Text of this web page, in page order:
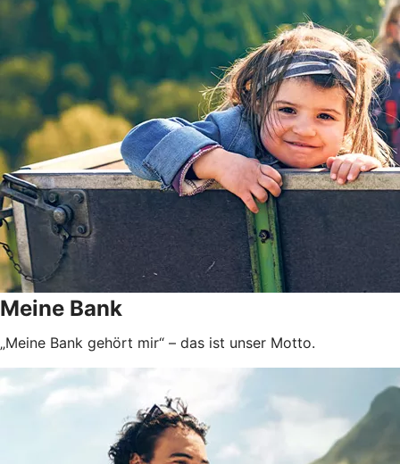
Meine Bank
„Meine Bank gehört mir“ – das ist unser Motto.